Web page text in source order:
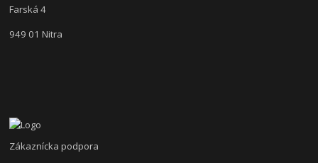
Farská 4
949 01 Nitra
Zákaznícka podpora